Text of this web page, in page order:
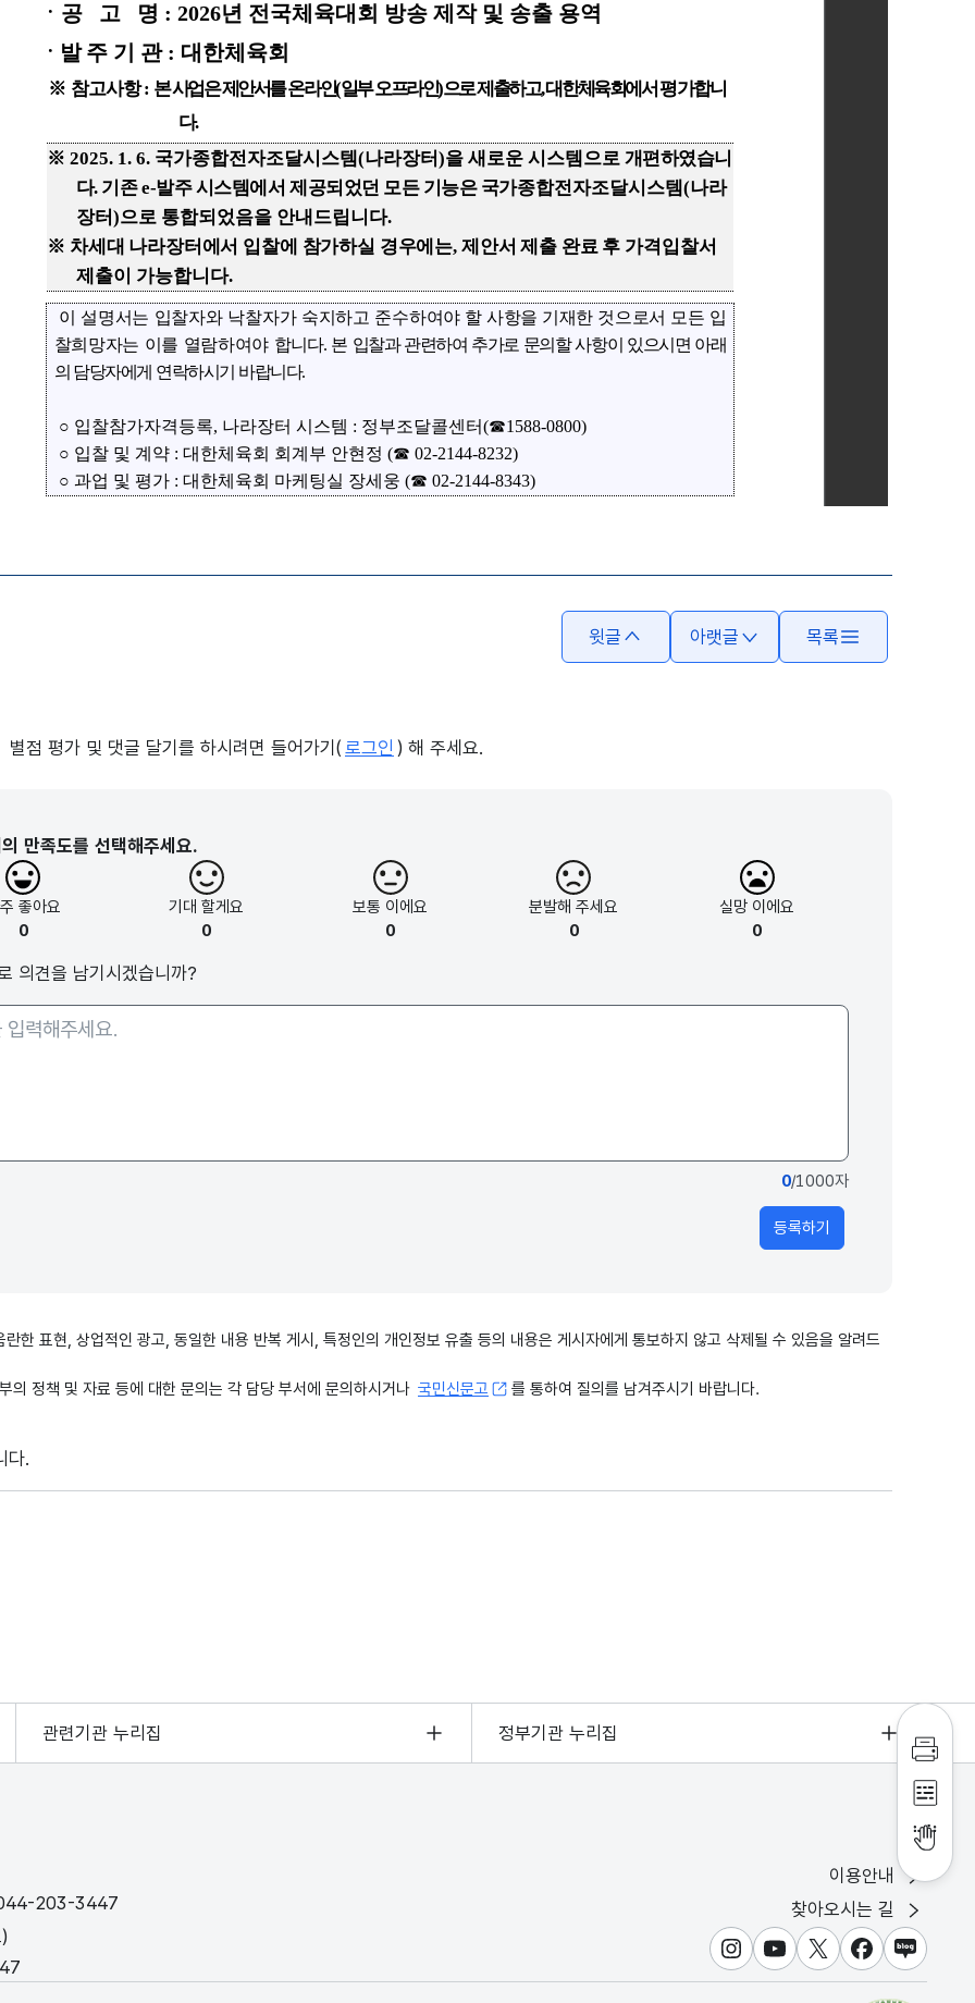
윗글 아랫글 목록
별점 평가 및 댓글 달기를 하시려면 들어가기( 로그인 ) 해 주세요.
만족도를 선택해주세요.
좋아요
0
기대할게요
0
보통 이에요
0
분발해주세요
0
실망 이에요
0
의견을 남기시겠습니까?
0/1000자
등록하기
란한 표현, 상업적인 광고, 동일한 내용 반복 게시, 특정인의 개인정보 유출 등의 내용은 게시자에게 통보하지 않고 삭제될 수 있음을 알려드
의 정책 및 자료 등에 대한 문의는 각 담당 부서에 문의하시거나 국민신문고 를 통하여 질의를 남겨주시기 바랍니다.
다.
인쇄
점자
점자
관련기관 누리집 정부기관 누리집
203-3447
이용안내
찾아오시는 길
인스타그램
유튜브X 페이스북
블로그